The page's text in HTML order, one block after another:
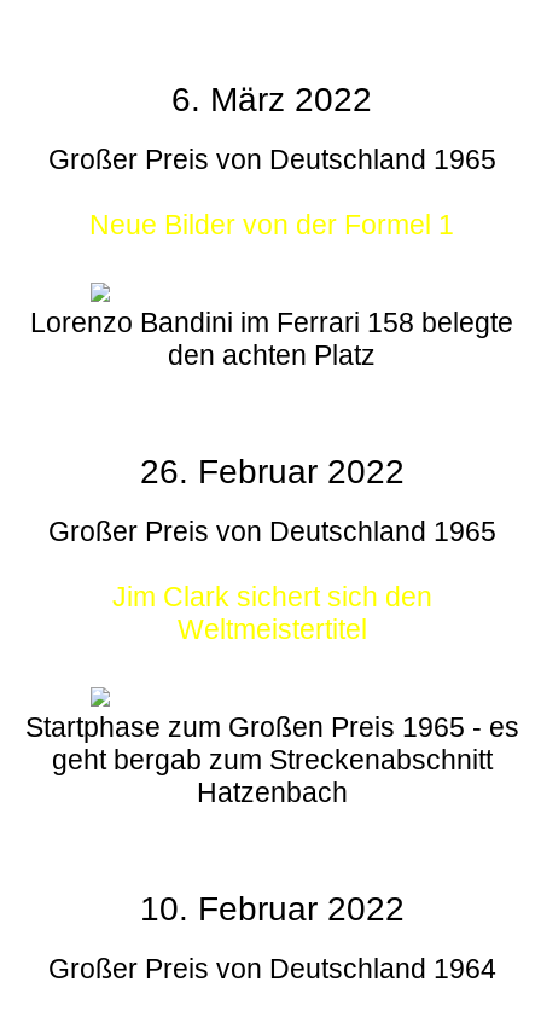
6. März 2022
Großer Preis von Deutschland 1965
Neue Bilder von der Formel 1
Lorenzo Bandini im Ferrari 158 belegte
den achten Platz
26. Februar 2022
Großer Preis von Deutschland 1965
Jim Clark sichert sich den
Weltmeistertitel
Startphase zum Großen Preis 1965 - es
geht bergab zum Streckenabschnitt
Hatzenbach
10. Februar 2022
Großer Preis von Deutschland 1964